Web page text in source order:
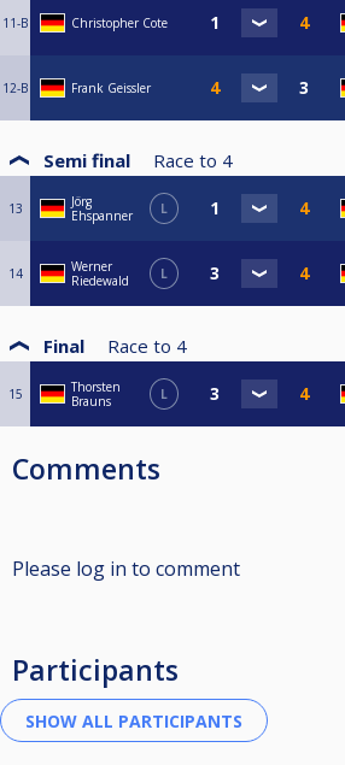
11-B Christopher Cote
12-B Frank Geissler
Semi final Race to 4
13
Jörg
Ehspanner
L
14
Werner
Riedewald
L
Final Race to 4
15
Thorsten
Brauns
L
Comments
Please log in to comment
Participants